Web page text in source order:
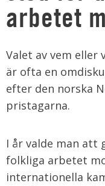
arbetet
Valet av vem eller
är ofta en
efter den norska
pristagarna.
I år valde man
folkliga arbetet
internationella